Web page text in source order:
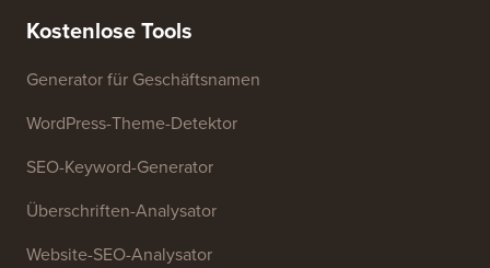
Presse & Marken-Assets
Kostenlose Tools
Generator für Geschäftsnamen